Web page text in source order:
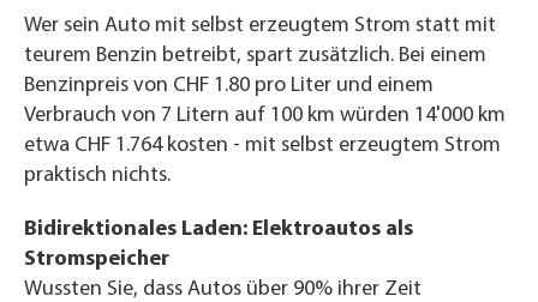
Wer sein Auto mit selbst erzeugtem Strom statt mit
teurem Benzin betreibt, spart zusätzlich. Bei einem
Benzinpreis von CHF 1.80 pro Liter und einem
Verbrauch von 7 Litern auf 100 km würden 14'000 km
etwa CHF 1.764 kosten - mit selbst erzeugtem Strom
praktisch nichts.
Bidirektionales Laden: Elektroautos als
Stromspeicher
Wussten Sie, dass Autos über 90% ihrer Zeit